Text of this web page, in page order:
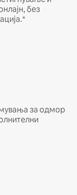
без
за одмор